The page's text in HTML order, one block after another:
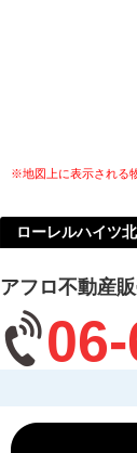
※地図上に表示される
ローレルハイツ
アフロ不動産